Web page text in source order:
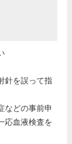
針を誤って指
などの事前申
応血液検査を